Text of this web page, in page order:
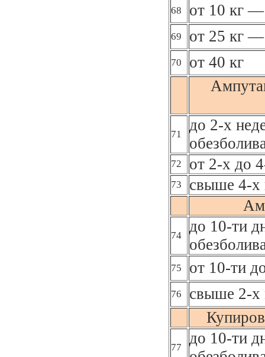
68 от 10 кг
69 от 25 кг
70
от 40 кг
71
до 2-х
72 от 2-х до
73
свыше 4-х
74
до 10-ти
75 от 10-ти
76
свыше 2-х
77
до 10-ти